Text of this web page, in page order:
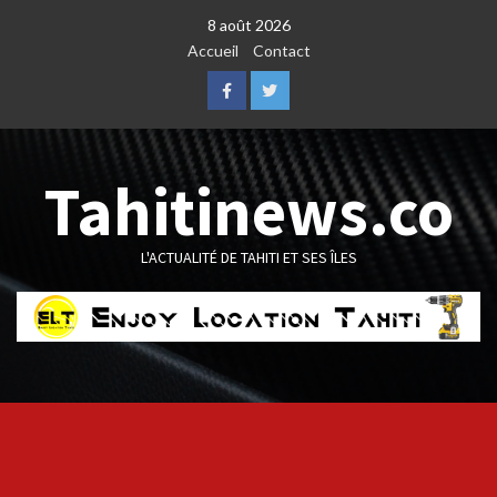
8 août 2026
Accueil
Contact
FacebookTwitter
Tahitinews.co
L'ACTUALITÉ DE TAHITI ET SES ÎLES